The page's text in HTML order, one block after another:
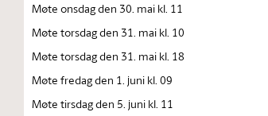
Møte onsdag den 30. mai kl. 11
Møte torsdag den 31. mai kl. 10
Møte torsdag den 31. mai kl. 18
Møte fredag den 1. juni kl. 09
Møte tirsdag den 5. juni kl. 11